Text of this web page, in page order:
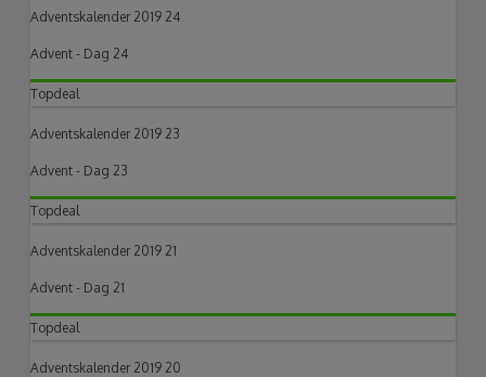
Adventskalender 2019 24
Advent - Dag 24
Topdeal
Adventskalender 2019 23
Advent - Dag 23
Topdeal
Adventskalender 2019 21
Advent - Dag 21
Topdeal
Adventskalender 2019 20